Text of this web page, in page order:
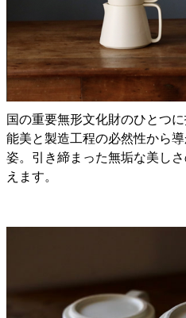
国の重要無形文化財のひとつ
能美と製造工程の必然性から
姿。引き締まった無垢な美し
えます。